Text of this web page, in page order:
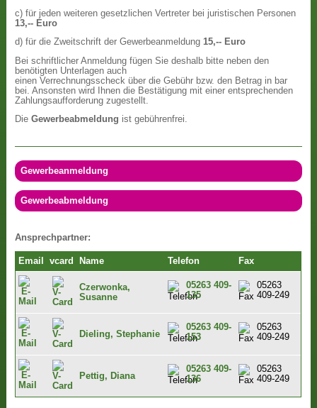
c) für jeden weiteren gesetzlichen Vertreter bei juristischen Personen
13,-- Euro
d) für die Zweitschrift der Gewerbeanmeldung15,-- Euro
Bei schriftlicher Anmeldung fügen Sie deshalb bitte neben den
benötigten Unterlagen auch
einen Verrechnungsscheck über die Gebühr bzw. den Betrag in bar
bei. Ansonsten wird Ihnen die Bestätigung mit einer entsprechenden
Zahlungsaufforderung zugestellt.
DieGewerbeabmeldung ist gebührenfrei.
Gewerbeanmeldung
Gewerbeabmeldung
Ansprechpartner:
Email vcard Name Telefon Fax
Czerwonka,
Susanne
05263 409-
135
05263
409-249
Dieling, Stephanie
05263 409-
153
05263
409-249
Pettig, Diana
05263 409-
136
05263
409-249